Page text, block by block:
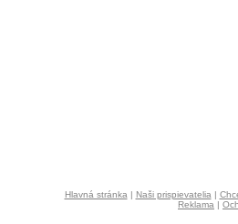
Hlavná stránka | Naši prispievatelia |
Reklama |